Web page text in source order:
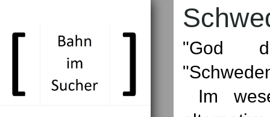
"God
Im